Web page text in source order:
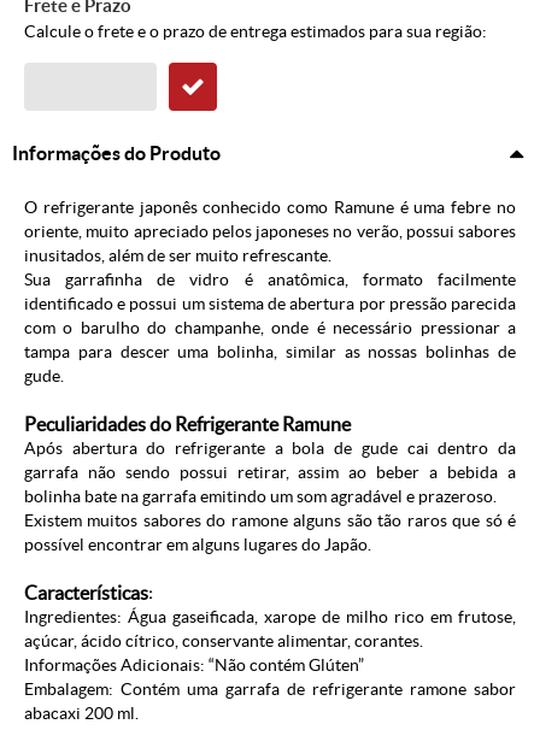
Frete e Prazo
Calcule o frete e o prazo de entrega estimados para sua região:
Informações do Produto
O refrigerante japonês conhecido como Ramune é uma febre no
oriente, muito apreciado pelos japoneses no verão, possui sabores
inusitados, além de ser muito refrescante.
Sua garrafinha de vidro é anatômica, formato facilmente
identificado e possui um sistema de abertura por pressão parecida
com o barulho do champanhe, onde é necessário pressionar a
tampa para descer uma bolinha, similar as nossas bolinhas de
gude.
Peculiaridades do Refrigerante Ramune
Após abertura do refrigerante a bola de gude cai dentro da
garrafa não sendo possui retirar, assim ao beber a bebida a
bolinha bate na garrafa emitindo um som agradável e prazeroso.
Existem muitos sabores do ramone alguns são tão raros que só é
possível encontrar em alguns lugares do Japão.
Características:
Ingredientes: Água gaseificada, xarope de milho rico em frutose,
açúcar, ácido cítrico, conservante alimentar, corantes.
Informações Adicionais: “Não contém Glúten”
Embalagem: Contém uma garrafa de refrigerante ramone sabor
abacaxi 200 ml.